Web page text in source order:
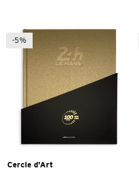
-5%
Cercle d'Art